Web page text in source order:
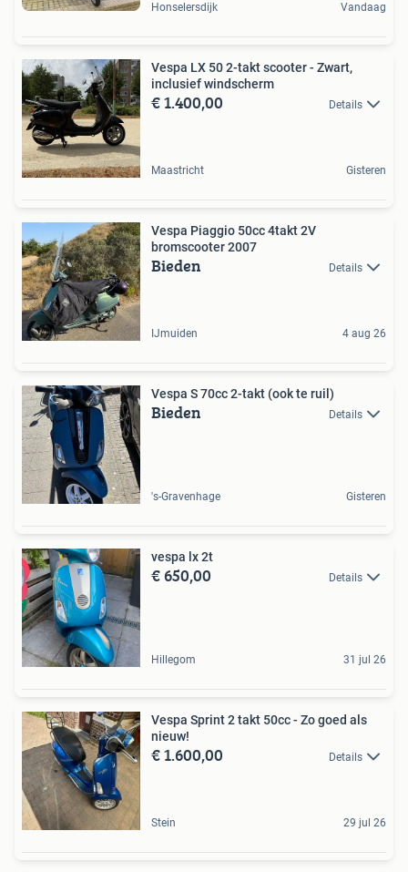
Honselersdijk Vandaag
Vespa LX 50 2-takt scooter - Zwart,
inclusief windscherm
€ 1.400,00 Details
Maastricht Gisteren
Vespa Piaggio 50cc 4takt 2V
bromscooter 2007
Bieden Details
IJmuiden 4 aug 26
Vespa S 70cc 2-takt (ook te ruil)
Bieden Details
's-Gravenhage Gisteren
vespa lx 2t
€ 650,00 Details
Hillegom 31 jul 26
Vespa Sprint 2 takt 50cc - Zo goed als
nieuw!
€ 1.600,00 Details
Stein 29 jul 26